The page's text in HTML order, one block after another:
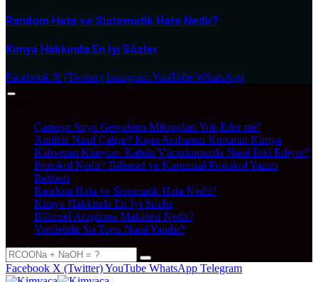
Random Hata ve Sistematik Hata Nedir?
Kimya Hakkında En İyi Sözler
Facebook X (Twitter) InstagramYouTube WhatsApp
Çamaşır Suyu Gerçekten Mikropları Yok Eder mi?
Antifriz Nasıl Çalışır? Kışın Arabanızı Kurtaran Kimya
Kahvenin Kimyası: Kafein Vücudumuzda Nasıl Etki Ediyor?
Protokol Nedir? Bilimsel ve Kurumsal Protokol Yazım
Rehberi
Random Hata ve Sistematik Hata Nedir?
Kimya Hakkında En İyi Sözler
Bilimsel Araştırma Makalesi Nedir?
Yenilebilir Su Topu Nasıl Yapılır?
Facebook X (Twitter)YouTube WhatsApp Telegram